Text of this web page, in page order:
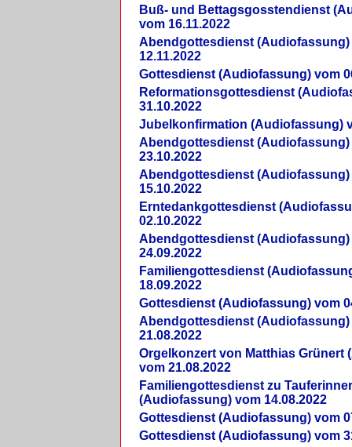
Buß- und Bettagsgosstendienst
vom 16.11.2022
Abendgottesdienst (Audiofassung)
12.11.2022
Gottesdienst (Audiofassung) vom
Reformationsgottesdienst
31.10.2022
Jubelkonfirmation (Audiofassung)
Abendgottesdienst (Audiofassung)
23.10.2022
Abendgottesdienst (Audiofassung)
15.10.2022
Erntedankgottesdienst
02.10.2022
Abendgottesdienst (Audiofassung)
24.09.2022
Familiengottesdienst
18.09.2022
Gottesdienst (Audiofassung) vom
Abendgottesdienst (Audiofassung)
21.08.2022
Orgelkonzert von Matthias Grünert
vom 21.08.2022
Familiengottesdienst zu
(Audiofassung) vom 14.08.2022
Gottesdienst (Audiofassung) vom
Gottesdienst (Audiofassung) vom